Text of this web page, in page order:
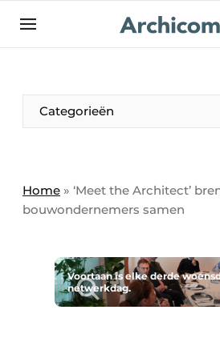
NL be-FR
Categorieën
Home » ‘Meet the Architect’
bouwondernemers samen
Voortaan is elke derde
netwerkdag.